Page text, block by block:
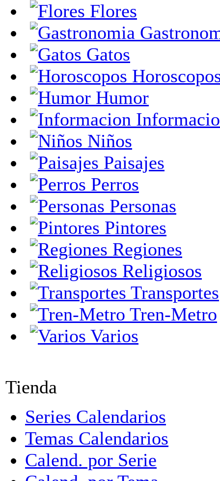
Flores
Gatos
Humor
Niños
Paisajes
Perros
Personas
Pintores
Regiones
Religiosos
Transportes
Tren-Metro
Varios
Tienda
Series Calendarios
Temas Calendarios
Calend. por Serie